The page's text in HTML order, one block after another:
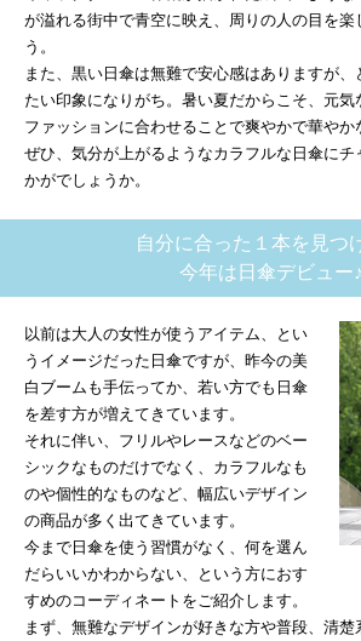
が溢れる街中で青空に映え、周りの人の目を楽
う。
また、黒い日傘は無難で安心感はありますが
たい印象になりがち。暑い夏だからこそ、元気
ファッションに合わせることで爽やかで華やか
ぜひ、気分が上がるようなカラフルな日傘に
かがでしょうか。
自分に合った１本を見つ
今年は日傘デビュー♪
以前は大人の女性が使うアイテム、とい
うイメージだった日傘ですが、昨今の美
白ブームも手伝ってか、若い方でも日傘
を差す方が増えてきています。
それに伴い、フリルやレースなどのベー
シックなものだけでなく、カラフルなも
のや個性的なものなど、幅広いデザイン
の商品が多く出てきています。
今まで日傘を使う習慣がなく、何を選ん
だらいいかわからない、という方におす
すめのコーディネートをご紹介します。
まず、無難なデザインが好きな方や普段、清